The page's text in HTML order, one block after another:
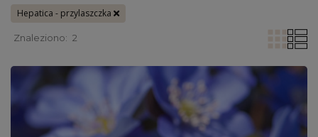
Hepatica - przylaszczka
Znaleziono: 2